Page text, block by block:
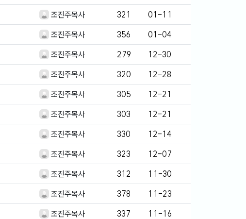
조진주목사 321 01-11
조진주목사 356 01-04
조진주목사 279 12-30
조진주목사 320 12-28
조진주목사 305 12-21
조진주목사 303 12-21
조진주목사 330 12-14
조진주목사 323 12-07
조진주목사 312 11-30
조진주목사 378 11-23
조진주목사 337 11-16